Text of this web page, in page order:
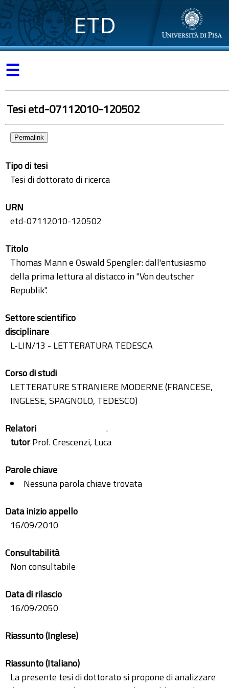
ETD
☰
Tesi etd-07112010-120502
Permalink
Tipo di tesi
Tesi di dottorato di ricerca
URN
etd-07112010-120502
Titolo
Thomas Mann e Oswald Spengler: dall'entusiasmo
della prima lettura al distacco in "Von deutscher
Republik".
Settore scientifico
disciplinare
L-LIN/13 - LETTERATURA TEDESCA
Corso di studi
LETTERATURE STRANIERE MODERNE (FRANCESE,
INGLESE, SPAGNOLO, TEDESCO)
Relatori
.
tutorProf. Crescenzi, Luca
Parole chiave
Nessuna parola chiave trovata
Data inizio appello
16/09/2010
Consultabilità
Non consultabile
Data di rilascio
16/09/2050
Riassunto (Inglese)
Riassunto (Italiano)
La presente tesi di dottorato si propone di analizzare